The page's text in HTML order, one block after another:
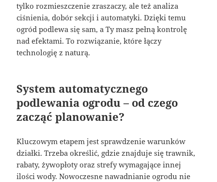
tylko rozmieszczenie zraszaczy, ale też analiza
ciśnienia, dobór sekcji i automatyki. Dzięki temu
ogród podlewa się sam, a Ty masz pełną kontrolę
nad efektami. To rozwiązanie, które łączy
technologię z naturą.
System automatycznego
podlewania ogrodu – od czego
zacząć planowanie?
Kluczowym etapem jest sprawdzenie warunków
działki. Trzeba określić, gdzie znajduje się trawnik,
rabaty, żywopłoty oraz strefy wymagające innej
ilości wody. Nowoczesne nawadnianie ogrodu nie